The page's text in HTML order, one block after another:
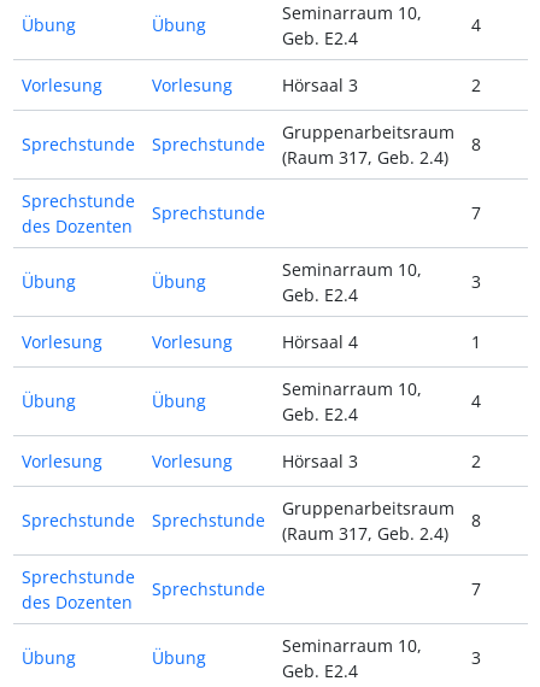
Übung Übung
Seminarraum 10,
Geb. E2.4
4
Vorlesung Vorlesung Hörsaal 3 2
Sprechstunde Sprechstunde
Gruppenarbeitsraum
(Raum 317, Geb. 2.4)
8
Sprechstunde
des Dozenten
Sprechstunde 7
Übung Übung
Seminarraum 10,
Geb. E2.4
3
Vorlesung Vorlesung Hörsaal 4 1
Übung Übung
Seminarraum 10,
Geb. E2.4
4
Vorlesung Vorlesung Hörsaal 3 2
Sprechstunde Sprechstunde
Gruppenarbeitsraum
(Raum 317, Geb. 2.4)
8
Sprechstunde
des Dozenten
Sprechstunde 7
Übung Übung
Seminarraum 10,
Geb. E2.4
3